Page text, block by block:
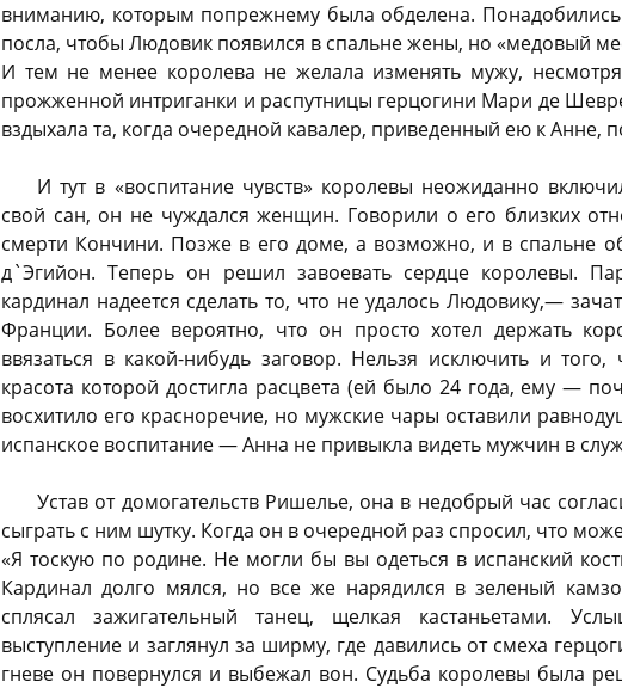
вниманию, которым попрежнему была обделена.
посла, чтобы Людовик появился в спальне жены, но «медовый
И тем не менее королева не желала изменять мужу,
прожженной интриганки и распутницы герцогини Мари де
вздыхала та, когда очередной кавалер, приведенный ею к Анне,
И тут в «воспитание чувств» королевы неожиданно
свой сан, он не чуждался женщин. Говорили о его близких
смерти Кончини. Позже в его доме, а возможно, и в спальне
д`Эгийон. Теперь он решил завоевать сердце королевы.
кардинал надеется сделать то, что не удалось Людовику,—
Франции. Более вероятно, что он просто хотел держать
ввязаться в какой-нибудь заговор. Нельзя исключить и
красота которой достигла расцвета (ей было 24 года, ему —
восхитило его красноречие, но мужские чары оставили
испанское воспитание — Анна не привыкла видеть мужчин в
Устав от домогательств Ришелье, она в недобрый час
сыграть с ним шутку. Когда он в очередной раз спросил, что
«Я тоскую по родине. Не могли бы вы одеться в испанский
Кардинал долго мялся, но все же нарядился в зеленый
сплясал зажигательный танец, щелкая кастаньетами.
выступление и заглянул за ширму, где давились от смеха
гневе он повернулся и выбежал вон. Судьба королевы была